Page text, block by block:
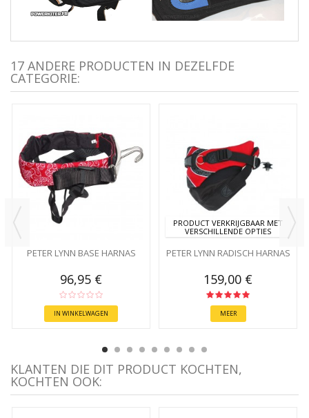
17 ANDERE PRODUCTEN IN DEZELFDE
CATEGORIE:
PETER LYNN BASE HARNAS
96,95 €
IN WINKELWAGEN
PRODUCT VERKRIJGBAAR MET
VERSCHILLENDE OPTIES
PETER LYNN RADISCH HARNAS
159,00 €
MEER
KLANTEN DIE DIT PRODUCT KOCHTEN,
KOCHTEN OOK: